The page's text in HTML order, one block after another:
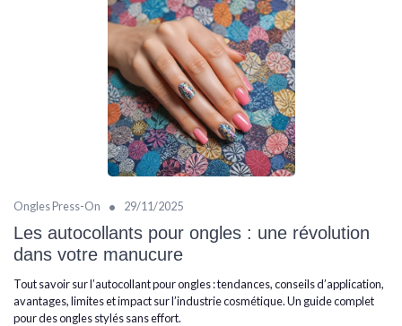
Ongles Press-On • 29/11/2025
Les autocollants pour ongles : une révolution
dans votre manucure
Tout savoir sur l’autocollant pour ongles : tendances, conseils d’application,
avantages, limites et impact sur l’industrie cosmétique. Un guide complet
pour des ongles stylés sans effort.